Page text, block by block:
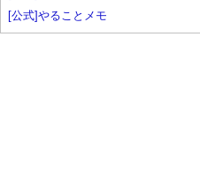
[公式]やることメモ